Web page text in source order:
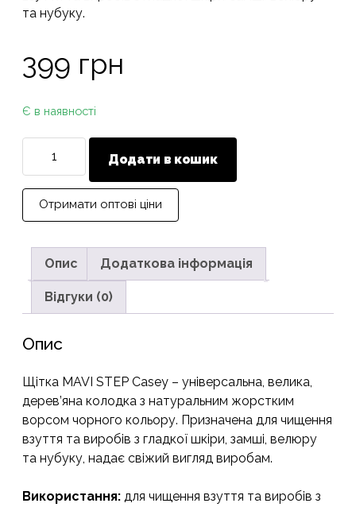
та нубуку.
399 грн
Є в наявності
щітка
чищення
взуття
одягу
MAVI
STEP
Casey
кількість
Додати в кошик
Отримати оптові ціни
Опис Додаткова інформація
Відгуки (0)
Опис
Щітка MAVI STEP Casey – універсальна, велика,
дерев’яна колодка з натуральним жорстким
ворсом чорного кольору. Призначена для чищення
взуття та виробів з гладкої шкіри, замші, велюру
та нубуку, надає свіжий вигляд виробам.
Використання: для чищення взуття та виробів з